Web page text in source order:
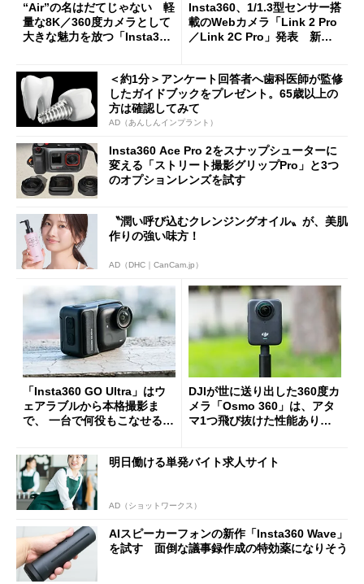
“Air”の名はだてじゃない 軽
量な8K／360度カメラとして
大きな魅力を放つ「Insta360
Insta360、1/1.3型センサー搭
載のWebカメラ「Link 2 Pro
／Link 2C Pro」発表 新フ
＜約1分＞アンケート回答者へ歯科医師が監修
したガイドブックをプレゼント。65歳以上の
方は確認してみて
AD（あんしんインプラント）
Insta360 Ace Pro 2をスナップシューターに
変える「ストリート撮影グリップPro」と3つ
のオプションレンズを試す
〝潤い呼び込むクレンジングオイル〟が、美肌
作りの強い味方！
AD（DHC｜CanCam.jp）
「Insta360 GO Ultra」はウ
ェアラブルから本格撮影ま
で、 一台で何役もこなせる可
DJIが世に送り出した360度カ
メラ「Osmo 360」は、アタ
マ1つ飛び抜けた性能あり
明日働ける単発バイト求人サイト
AD（ショットワークス）
AIスピーカーフォンの新作「Insta360 Wave」
を試す 面倒な議事録作成の特効薬になりそう